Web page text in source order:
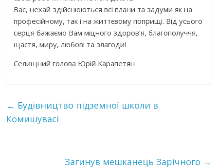
Вас, нехай здійснюються всі плани та задуми як на
професійному, так і на життєвому поприщі. Від усього
серця бажаємо Вам міцного здоров’я, благополуччя,
щастя, миру, любові та злагоди!
Селищний голова Юрій Карапетян
← Будівництво підземної школи в
Комишувасі
Загинув мешканець Зарічного →